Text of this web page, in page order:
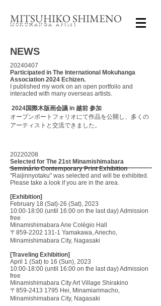
MITSUHIKO SHIMENO
MOKUHANGA Artist
NEWS
20240407
Participated in The International Mokuhanga
Association 2024 Echizen.
I published my work on an open portfolio and
interacted with many overseas artists.​
2024国際木版画会議 in 越前 参加
オープンポートフォリオにて作品を公開し、多くの
アーティストと交流できました。
20220208
Selected for The 21st Minamishimabara
Seminário Contemporary Print Exhibition
"Raijinnyotaku" was selected and will be exhibited.
Please take a look if you are in the area.
[Exhibition]
February 18 (Sat)-26 (Sat), 2023
10:00-18:00 (until 16:00 on the last day) Admission
free
Minamishimabara Arie Colégio Hall
〒 859-2202 131-1 Yamakawa, Ariecho,
Minamishimabara City, Nagasaki
[Traveling Exhibition]
April 1 (Sat) to 16 (Sun), 2023
10:00-18:00 (until 16:00 on the last day) Admission
free
Minamishimabara City Art Village Shirakino
〒859-2413 1795 Hei, Minamiarimacho,
Minamishimabara City, Nagasaki